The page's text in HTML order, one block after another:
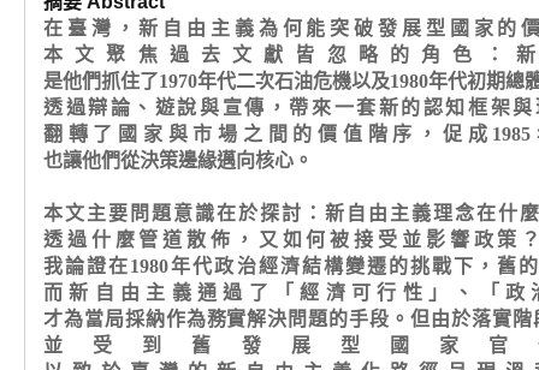
在臺灣，新自由主義為何能突破發展型國家的
本文聚焦過去文獻皆忽略的角色：
是他們抓住了1970年代二次石油危機以及1980年代初期總
透過辯論、遊說與宣傳，帶來一套新的認知框架
翻轉了國家與市場之間的價值階序，促成
也讓他們從決策邊緣邁向核心。
本文主要問題意識在於探討：新自由主義理念在什
透過什麼管道散佈，又如何被接受並影響政策
我論證在1980年代政治經濟結構變遷的挑戰下，舊
而新自由主義通過了「經濟可行性」、「政
才為當局採納作為務實解決問題的手段。但由於落實
並受到舊發展型國家官